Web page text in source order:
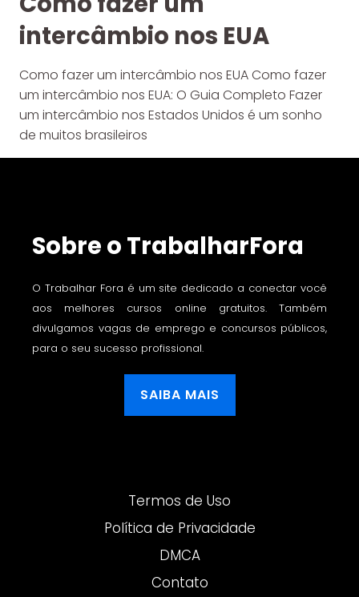
intercâmbio nos EUA
Como fazer um intercâmbio nos EUA Como fazer
um intercâmbio nos EUA: O Guia Completo Fazer
um intercâmbio nos Estados Unidos é um sonho
de muitos brasileiros
Sobre o TrabalharFora
O Trabalhar Fora é um site dedicado a conectar você
aos melhores cursos online gratuitos. Também
divulgamos vagas de emprego e concursos públicos,
para o seu sucesso profissional.
SAIBA MAIS
Termos de Uso
Política de Privacidade
DMCA
Contato